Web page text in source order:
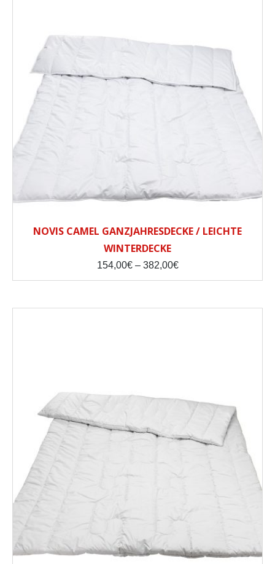
NOVIS CAMEL GANZJAHRESDECKE / LEICHTE
WINTERDECKE
154,00€ – 382,00€Price
382,00€